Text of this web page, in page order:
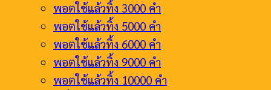
พอตใช้แล้วทิ้ง 3000 คำ
พอตใช้แล้วทิ้ง 5000 คำ
พอตใช้แล้วทิ้ง 6000 คำ
พอตใช้แล้วทิ้ง 9000 คำ
พอตใช้แล้วทิ้ง 10000 คำ